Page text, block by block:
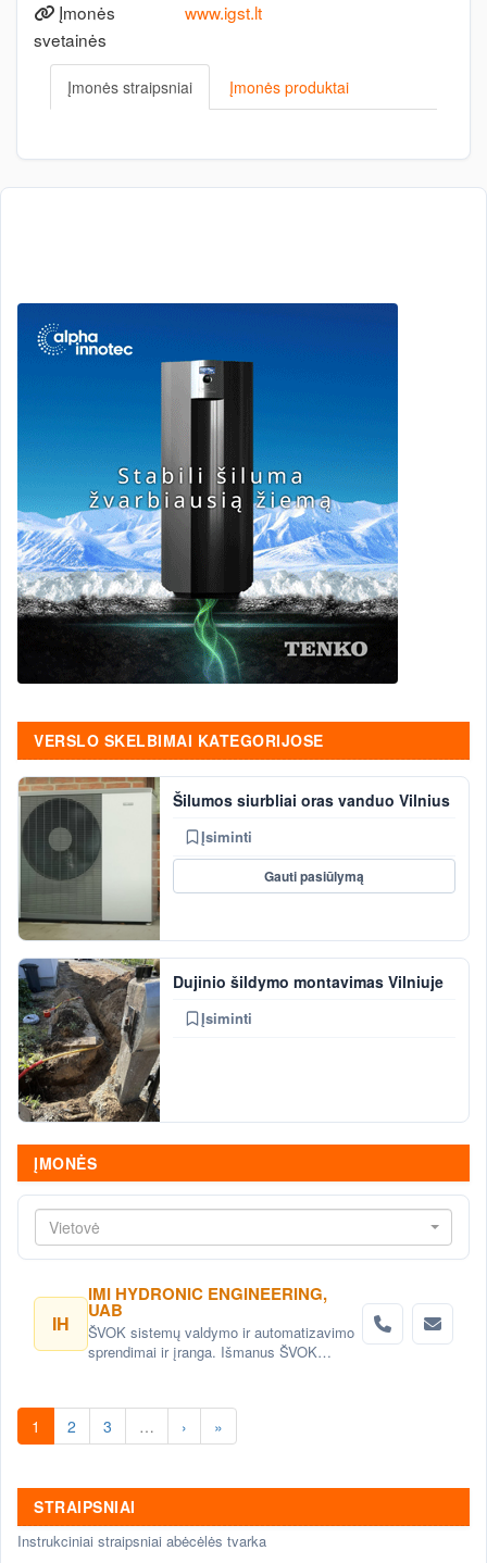
Įmonės
svetainės
www.igst.lt
Įmonės straipsniai Įmonės produktai
VERSLO SKELBIMAI KATEGORIJOSE
Šilumos siurbliai oras vanduo Vilnius
Įsiminti
Gauti pasiūlymą
Dujinio šildymo montavimas Vilniuje
Įsiminti
ĮMONĖS
Vietovė
IH
IMI HYDRONIC ENGINEERING,
UAB
ŠVOK sistemų valdymo ir automatizavimo
sprendimai ir įranga. Išmanus ŠVOK
automatizavimas.
1 2 3 … › »
STRAIPSNIAI
Instrukciniai straipsniai abėcėlės tvarka